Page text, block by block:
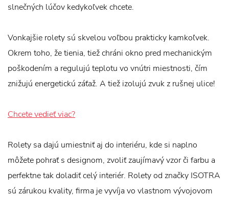
slnečných lúčov kedykoľvek chcete.
Vonkajšie rolety sú skvelou voľbou prakticky kamkoľvek.
Okrem toho, že tienia, tiež chráni okno pred mechanickým
poškodením a regulujú teplotu vo vnútri miestnosti, čím
znižujú energetickú záťaž. A tiež izolujú zvuk z rušnej ulice!
Chcete vedieť viac?
Rolety sa dajú umiestniť aj do interiéru, kde si naplno
môžete pohrať s designom, zvoliť zaujímavý vzor či farbu a
perfektne tak doladiť celý interiér. Rolety od značky ISOTRA
sú zárukou kvality, firma je vyvíja vo vlastnom vývojovom